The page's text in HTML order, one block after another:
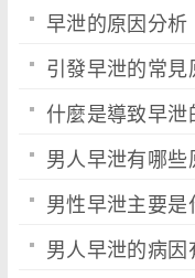
老人
疾病
早泄的原因分析
引發早泄的常見
什麼是導致早泄
男人早泄有哪些
男性早泄主要是
男人早泄的病因